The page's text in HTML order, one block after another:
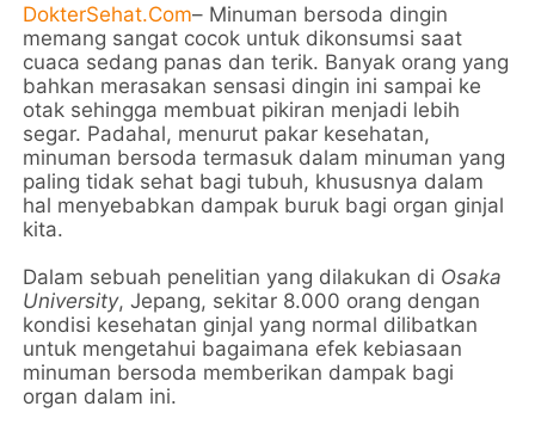
DokterSehat.Com– Minuman bersoda dingin
memang sangat cocok untuk dikonsumsi saat
cuaca sedang panas dan terik. Banyak orang yang
bahkan merasakan sensasi dingin ini sampai ke
otak sehingga membuat pikiran menjadi lebih
segar. Padahal, menurut pakar kesehatan,
minuman bersoda termasuk dalam minuman yang
paling tidak sehat bagi tubuh, khususnya dalam
hal menyebabkan dampak buruk bagi organ ginjal
kita.
Dalam sebuah penelitian yang dilakukan di Osaka
University, Jepang, sekitar 8.000 orang dengan
kondisi kesehatan ginjal yang normal dilibatkan
untuk mengetahui bagaimana efek kebiasaan
minuman bersoda memberikan dampak bagi
organ dalam ini.